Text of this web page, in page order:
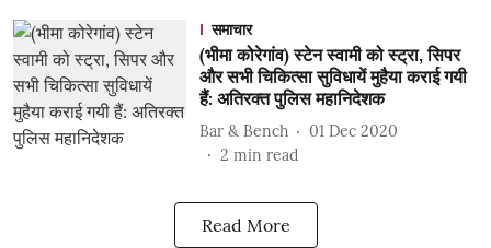
समाचार
(भीमा कोरेगांव) स्टेन स्वामी को स्ट्रा, सिपर
और सभी चिकित्सा सुविधायें मुहैया कराई गयी
हैं: अतिरक्त पुलिस महानिदेशक
Bar & Bench
01 Dec 2020
2 min read
Read More